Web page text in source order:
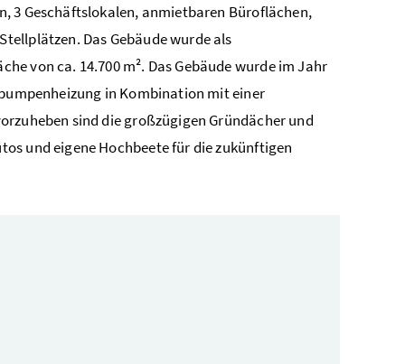
3 Geschäftslokalen, anmietbaren Büroflächen,
Das Gebäude wurde als
von ca. 14.700 m². Das Gebäude wurde im Jahr
in Kombination mit einer
sind die großzügigen Gründächer und
und eigene Hochbeete für die zukünftigen